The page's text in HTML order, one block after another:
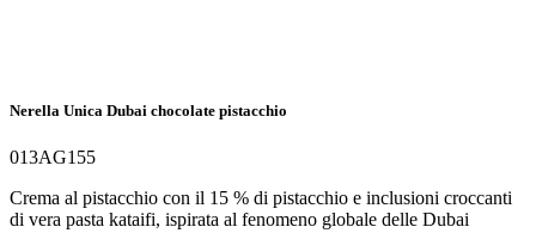
Nerella Unica Dubai chocolate pistacchio
013AG155
Crema al pistacchio con il 15 % di pistacchio e inclusioni croccanti
di vera pasta kataifi, ispirata al fenomeno globale delle Dubai